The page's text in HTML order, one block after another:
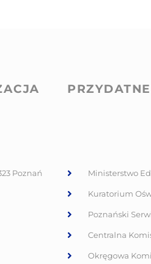
Poznań Ministerstwo
Kuratorium
Poznański
Centralna
Okręgowa